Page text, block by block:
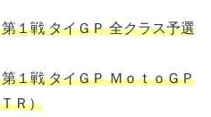
１戦 タイＧＰ 全クラス予選
１戦 タイＧＰ ＭｏｔｏＧＰ
Ｒ）